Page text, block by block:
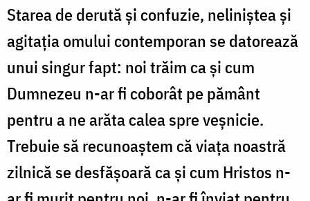
Starea de derută și confuzie, neliniștea și
agitația omului contemporan se datorează
unui singur fapt: noi trăim ca și cum
Dumnezeu n-ar fi coborât pe pământ
pentru a ne arăta calea spre veșnicie.
Trebuie să recunoaștem că viața noastră
zilnică se desfășoară ca și cum Hristos n-